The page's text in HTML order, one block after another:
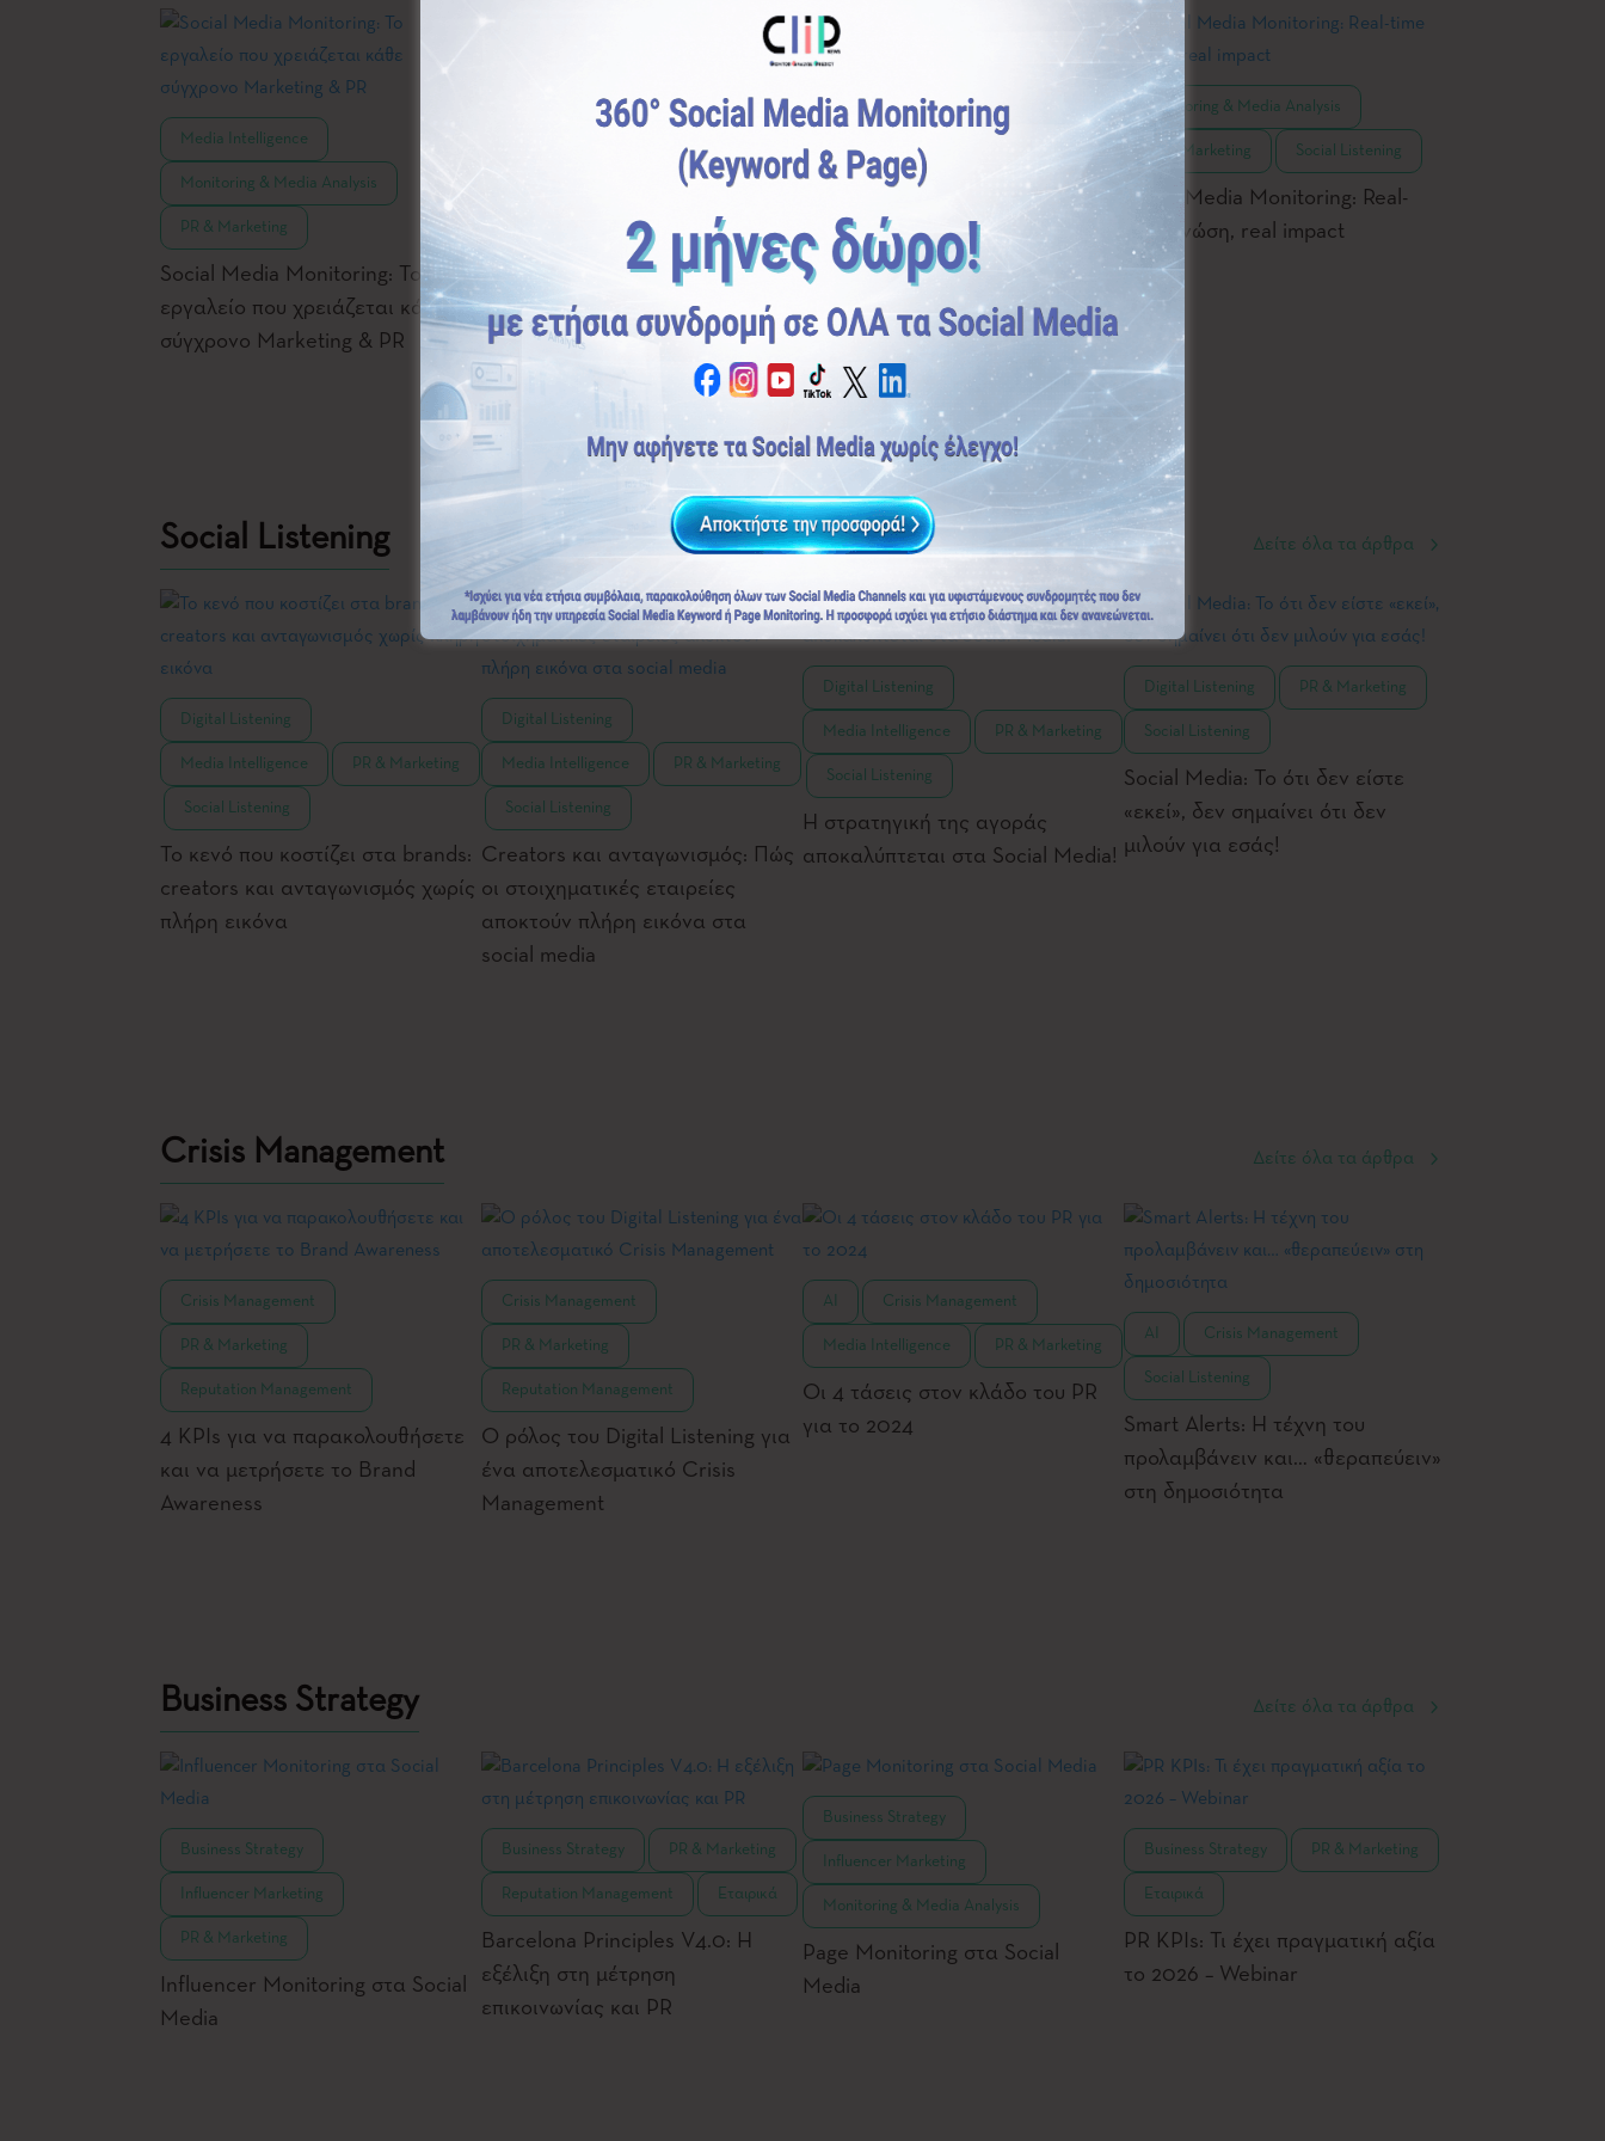
Social Media Monitoring: Το
εργαλείο που χρειάζεται κάθε
σύγχρονο Marketing & PR
Media Intelligence
Monitoring & Media Analysis
PR & Marketing
Από τα Data στη Στρατηγική: Η
Επικοινωνία του Μέλλοντος με
,
Εταιρικά
Media
Influencer Marketing ,
Monitoring & Media Analysis
Social Media Monitoring: Real-
time γνώση, real impact
Monitoring & Media Analysis
PR & Marketing Social Listening
Social Listening Δείτε όλα τα άρθρα
Το κενό που κοστίζει στα brands:
creators και ανταγωνισμός χωρίς
πλήρη εικόνα
Digital Listening
Media Intelligence PR & Marketing
Social Listening
Creators και ανταγωνισμός: Πώς
οι στοιχηματικές εταιρείες
αποκτούν πλήρη εικόνα στα
social media
Digital Listening
Media Intelligence PR & Marketing
Social Listening
Η στρατηγική της αγοράς
αποκαλύπτεται στα Social Media!
Digital Listening
Media Intelligence PR & Marketing
Social Listening
Social Media: Το ότι δεν είστε
«εκεί», δεν σημαίνει ότι δεν
μιλούν για εσάς!
Digital Listening PR & Marketing
Social Listening
Crisis Management Δείτε όλα τα άρθρα
4 KPIs για να παρακολουθήσετε
και να μετρήσετε το Brand
Awareness
Crisis Management
PR & Marketing
Reputation Management
Ο ρόλος του Digital Listening για
ένα αποτελεσματικό Crisis
Management
Crisis Management
PR & Marketing
Reputation Management
Οι 4 τάσεις στον κλάδο του PR
για το 2024
AI Crisis Management
Media Intelligence PR & Marketing
Smart Alerts: Η τέχνη του
προλαμβάνειν και… «θεραπεύειν»
στη δημοσιότητα
AI Crisis Management
Social Listening
Business Strategy Δείτε όλα τα άρθρα
Influencer Monitoring στα Social
Media
Business Strategy
Influencer Marketing
PR & Marketing
Barcelona Principles V4.0: Η
εξέλιξη στη μέτρηση
επικοινωνίας και PR
Business Strategy PR & Marketing
Reputation Management Εταιρικά
Page Monitoring στα Social
Media
Business Strategy
Influencer Marketing
Monitoring & Media Analysis
PR KPIs: Τι έχει πραγματική αξία
το 2026 – Webinar
Business Strategy PR & Marketing
Εταιρικά